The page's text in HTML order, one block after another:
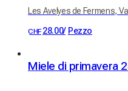
Les Avelyes de Fermens,
CHF 28.00/ Pezzo
Miele di primavera